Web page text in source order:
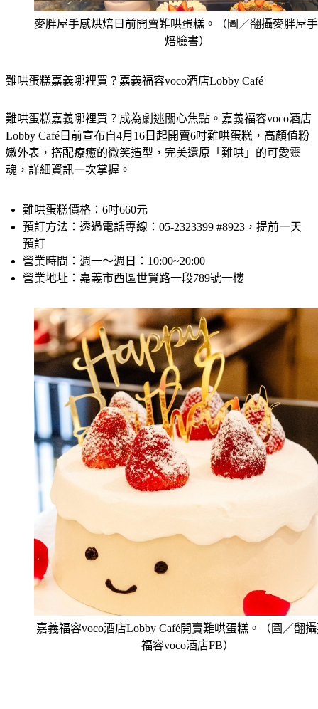
麥胖屋手感烘焙日前開賣難哄蛋糕。（圖／翻攝麥胖屋
焙臉書）
難哄蛋糕嘉義哪裡買？嘉義福容voco酒店Lobby Café
難哄蛋糕嘉義哪裡買？成為劇迷關心焦點。嘉義福容voco酒店
Lobby Café日前宣布自4月16日起開賣6吋難哄蛋糕，高顏值粉
嫩外表，搭配療癒的微笑造型，完美還原「難哄」的可愛靈
魂，詳細資訊一次掌握。
難哄蛋糕價格：6吋660元
預訂方法：透過電話專線：05-2323399 #8923，提前一天
預訂
營業時間：週一～週日：10:00~20:00
營業地址：嘉義市西區世賢路一段789號一樓
嘉義福容voco酒店Lobby Café開賣難哄蛋糕。（圖／翻
福容voco酒店FB）